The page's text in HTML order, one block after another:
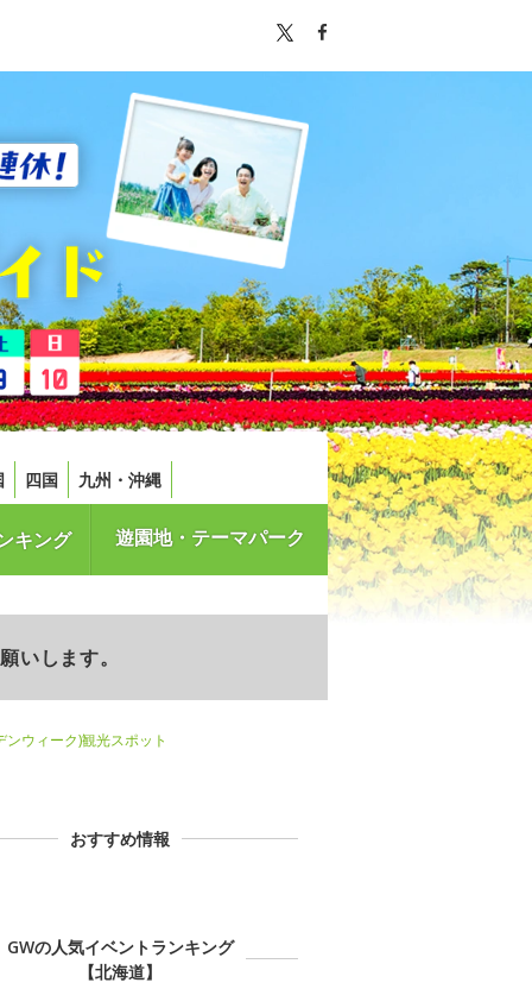
四国 九州・沖縄
キング 遊園地・テーマパーク
いします。
ウィーク)観光スポット
おすすめ情報
GWの人気イベントランキング
【北海道】